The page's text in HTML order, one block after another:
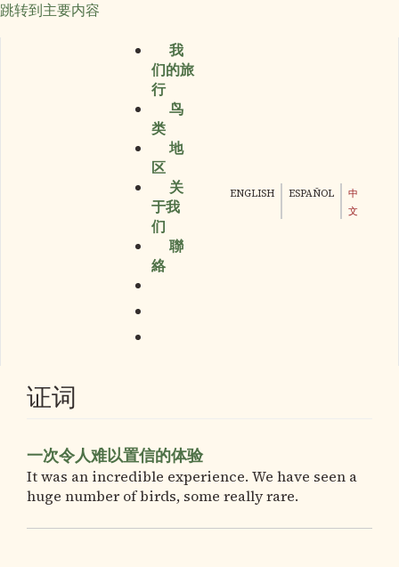
跳转到主要内容
我
们的旅
行
鸟
类
地
区
关
于我
们
聯
絡
ENGLISH ESPAÑOL
中
文
证词
一次令人难以置信的体验
It was an incredible experience. We have seen a
huge number of birds, some really rare.